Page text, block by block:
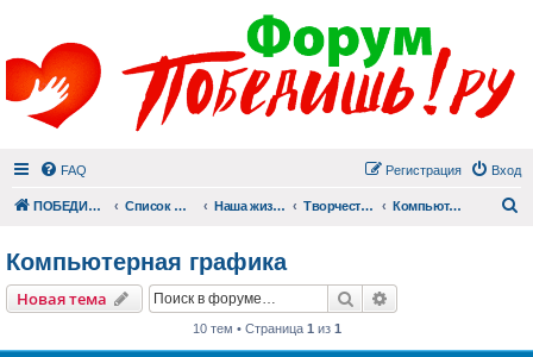
FAQ Вход
Регистрация
ПОБЕДИШЬ.РУ Список форумов Наша жизнь (не всё же о суициде!) Творчество Компьютерная графика
Компьютерная графика
Новая тема Поиск
10 тем • Страница 1 из 1